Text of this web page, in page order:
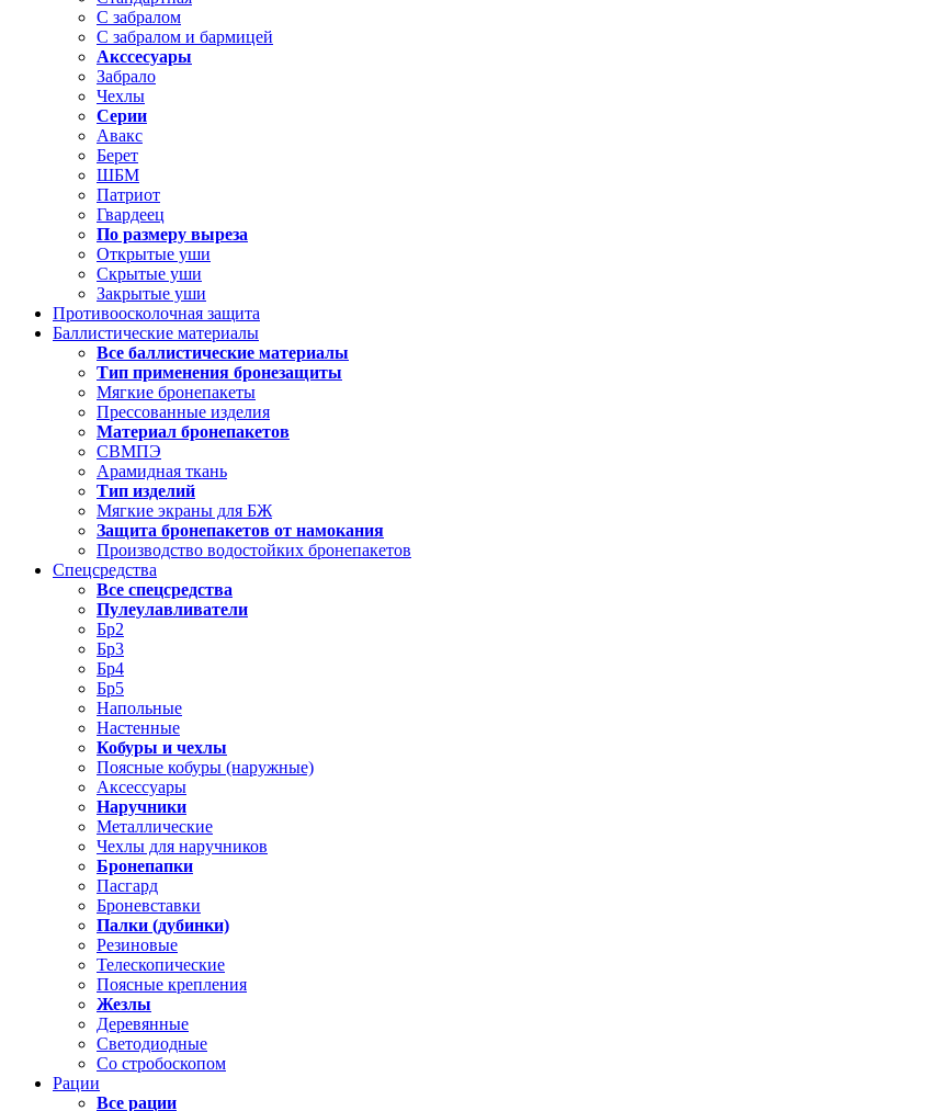
С забралом
С забралом и бармицей
Акссесуары
Забрало
Чехлы
Серии
Авакс
Берет
ШБМ
Патриот
Гвардеец
По размеру выреза
Открытые уши
Скрытые уши
Закрытые уши
Противоосколочная защита
Баллистические материалы
Все баллистические материалы
Тип применения бронезащиты
Мягкие бронепакеты
Прессованные изделия
Материал бронепакетов
СВМПЭ
Арамидная ткань
Тип изделий
Мягкие экраны для БЖ
Защита бронепакетов от намокания
Производство водостойких бронепакетов
Спецсредства
Все спецсредства
Пулеулавливатели
Бр2
Бр3
Бр4
Бр5
Напольные
Настенные
Кобуры и чехлы
Поясные кобуры (наружные)
Аксессуары
Наручники
Металлические
Чехлы для наручников
Бронепапки
Пасгард
Броневставки
Палки (дубинки)
Резиновые
Телескопические
Поясные крепления
Жезлы
Деревянные
Светодиодные
Со стробоскопом
Рации
Все рации